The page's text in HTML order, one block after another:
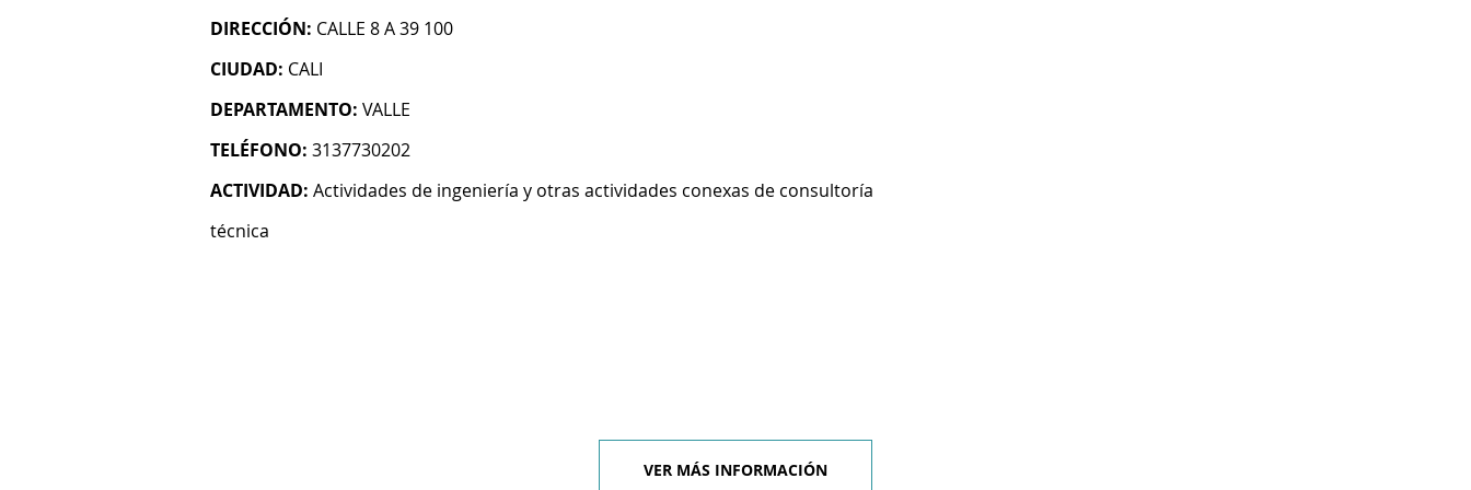
DIRECCIÓN: CALLE 8 A 39 100
CIUDAD: CALI
DEPARTAMENTO: VALLE
TELÉFONO: 3137730202
ACTIVIDAD: Actividades de ingeniería y otras actividades conexas de consultoría
técnica
VER MÁS INFORMACIÓN